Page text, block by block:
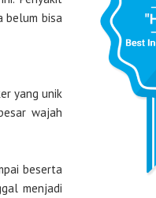
belum bisa
yang unik
wajah
beserta
menjadi